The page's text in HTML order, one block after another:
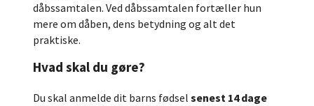
dåbssamtalen. Ved dåbssamtalen fortæller hun
mere om dåben, dens betydning og alt det
praktiske.
Hvad skal du gøre?
Du skal anmelde dit barns fødsel senest 14 dage